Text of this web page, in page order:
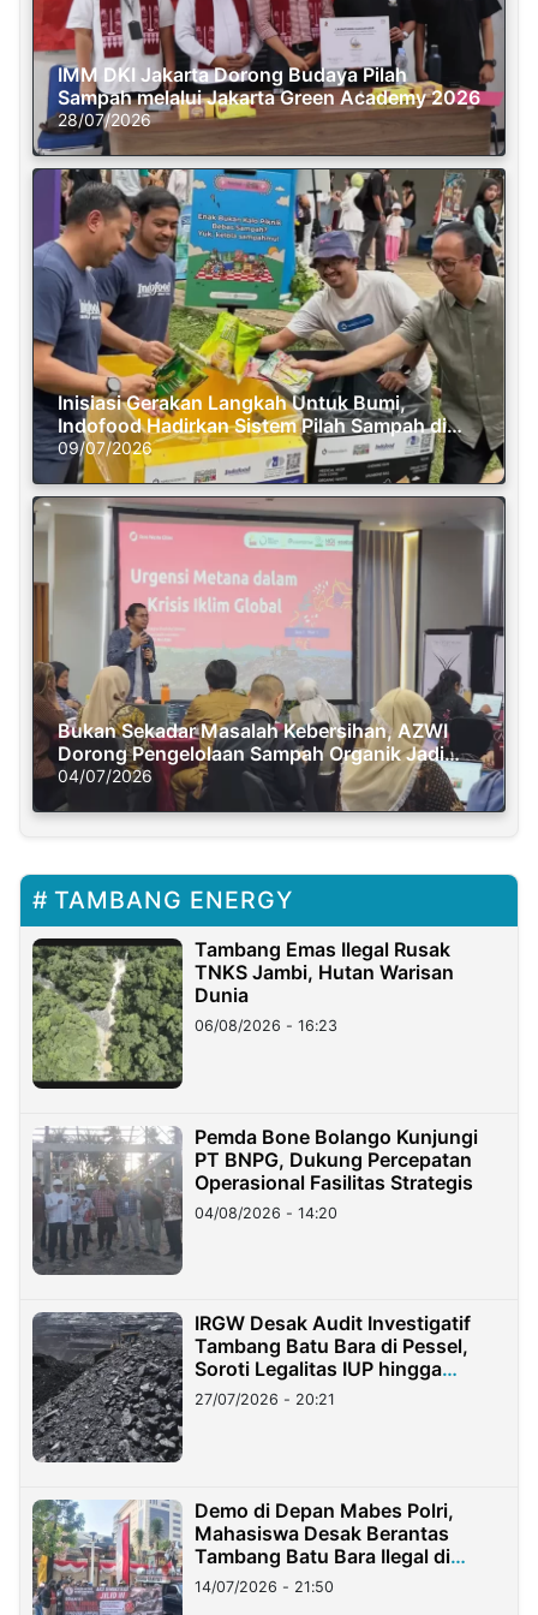
IMM DKI Jakarta Dorong Budaya Pilah
Sampah melalui Jakarta Green Academy 2026
28/07/2026
Inisiasi Gerakan Langkah Untuk Bumi,
Indofood Hadirkan Sistem Pilah Sampah di
Semasa Piknik
09/07/2026
Bukan Sekadar Masalah Kebersihan, AZWI
Dorong Pengelolaan Sampah Organik Jadi
Solusi Krisis Iklim
04/07/2026
TAMBANG ENERGY
Tambang Emas Ilegal Rusak
TNKS Jambi, Hutan Warisan
Dunia
06/08/2026 - 16:23
Pemda Bone Bolango Kunjungi
PT BNPG, Dukung Percepatan
Operasional Fasilitas Strategis
04/08/2026 - 14:20
IRGW Desak Audit Investigatif
Tambang Batu Bara di Pessel,
Soroti Legalitas IUP hingga
Stockpile
27/07/2026 - 20:21
Demo di Depan Mabes Polri,
Mahasiswa Desak Berantas
Tambang Batu Bara Ilegal di
Lampung
14/07/2026 - 21:50